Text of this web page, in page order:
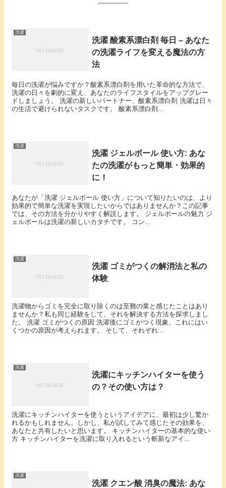
洗濯
洗濯 酸素系漂白剤 毎日 – あなた
の洗濯ライフを変える魔法の方
法
毎日の洗濯が悩みですか？酸素系漂白剤を用いた革命的な方法で、
洗濯の日々を劇的に変え、あなたのライフスタイルをアップグレー
ドしましょう。 洗濯の新しいパートナー、酸素系漂白剤 洗濯は日々
の生活で避けられないタスクです。 酸素系漂白剤...
洗濯
洗濯 ジェルボール 使い方: あな
たの洗濯がもっと簡単・効果的
に！
あなたが「洗濯 ジェルボール 使い方」について知りたいのは、より
効果的で簡単な洗濯を実現したいからではありませんか？この記事
では、その方法を分かりやすく解説します。 ジェルボールの魅力 ジ
ェルボールは洗濯の新しいカタチです。 コン...
洗濯
洗濯 ゴミがつくの解消法と私の
体験
洗濯物からゴミを完全に取り除くのは至難の業と感じたことはあり
ませんか？私も同じ経験をして、それを解決する方法を探求しまし
た。 洗濯 ゴミがつくの原因 洗濯後にゴミがつく現象、これにはい
くつかの原因が考えられます。 そして、それぞれ...
洗濯
洗濯にキッチンハイターを使う
の？その使い方は？
洗濯にキッチンハイターを使うというアイデアに、最初は少し驚か
れるかもしれません。しかし、私が試してみて感じたその効果を、
あなたと共有したいと思います。 キッチンハイターの基本的な使い
方 キッチンハイターを洗濯に取り入れるという斬新なアイ...
洗濯
洗濯 クエン酸 消臭の魔法: あな